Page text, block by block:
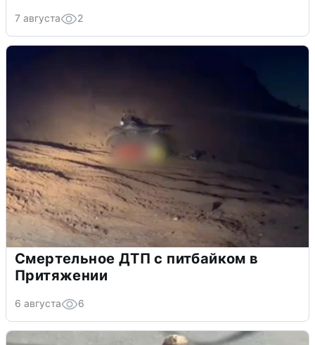
7 августа 2
Смертельное ДТП с питбайком в
Притяжении
6 августа 6